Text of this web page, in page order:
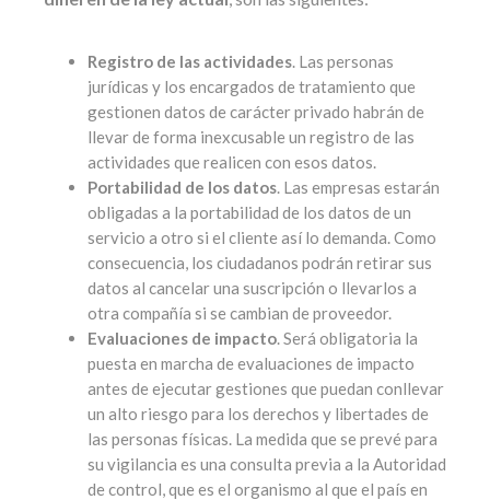
Registro de las actividades. Las personas
jurídicas y los encargados de tratamiento que
gestionen datos de carácter privado habrán de
llevar de forma inexcusable un registro de las
actividades que realicen con esos datos.
Portabilidad de los datos. Las empresas estarán
obligadas a la portabilidad de los datos de un
servicio a otro si el cliente así lo demanda. Como
consecuencia, los ciudadanos podrán retirar sus
datos al cancelar una suscripción o llevarlos a
otra compañía si se cambian de proveedor.
Evaluaciones de impacto. Será obligatoria la
puesta en marcha de evaluaciones de impacto
antes de ejecutar gestiones que puedan conllevar
un alto riesgo para los derechos y libertades de
las personas físicas. La medida que se prevé para
su vigilancia es una consulta previa a la Autoridad
de control, que es el organismo al que el país en